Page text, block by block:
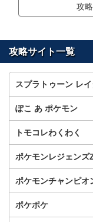
攻
攻略サイト一覧
スプラトゥーン レ
ぽこ あ ポケモン
トモコレわくわく
ポケモンレジェンズ
ポケモンチャンピオ
ポケポケ